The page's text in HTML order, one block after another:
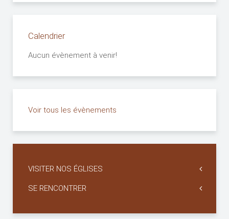
Calendrier
Aucun évènement à venir!
Voir tous les évènements
VISITER NOS ÉGLISES
SE RENCONTRER